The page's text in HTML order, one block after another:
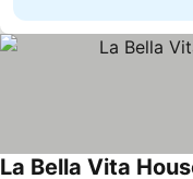
La Bella Vita